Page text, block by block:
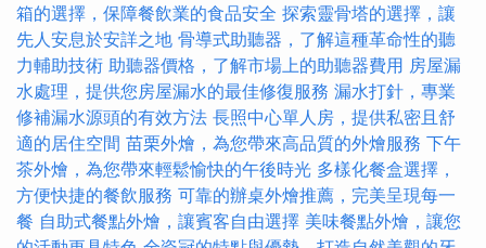
箱的選擇，保障餐飲業的食品安全 探索靈骨塔的選擇，讓
先人安息於安詳之地 骨導式助聽器，了解這種革命性的聽
力輔助技術 助聽器價格，了解市場上的助聽器費用 房屋漏
水處理，提供您房屋漏水的最佳修復服務 漏水打針，專業
修補漏水源頭的有效方法 長照中心單人房，提供私密且舒
適的居住空間 苗栗外燴，為您帶來高品質的外燴服務 下午
茶外燴，為您帶來輕鬆愉快的午後時光 多樣化餐盒選擇，
方便快捷的餐飲服務 可靠的辦桌外燴推薦，完美呈現每一
餐 自助式餐點外燴，讓賓客自由選擇 美味餐點外燴，讓您